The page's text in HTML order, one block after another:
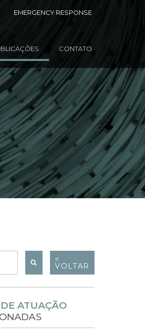
EMERGENCY RESPONSE
CONTATO
<
VOLTAR
ATUAÇÃO